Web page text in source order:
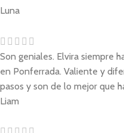
Luna
Son geniales. Elvira siempre
en Ponferrada. Valiente y
pasos y son de lo mejor que
Liam